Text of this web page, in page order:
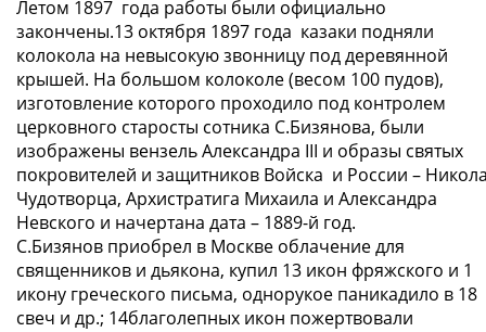
Летом 1897 года работы были официально
закончены.13 октября 1897 года казаки подняли
колокола на невысокую звонницу под деревянной
крышей. На большом колоколе (весом 100 пудов),
изготовление которого проходило под контролем
церковного старосты сотника С.Бизянова, были
изображены вензель Александра III и образы святых
покровителей и защитников Войска и России –
Чудотворца, Архистратига Михаила и Александра
Невского и начертана дата – 1889-й год.
С.Бизянов приобрел в Москве облачение для
священников и дьякона, купил 13 икон фряжского и 1
икону греческого письма, однорукое паникадило в 18
свеч и др.; 14благолепных икон пожертвовали